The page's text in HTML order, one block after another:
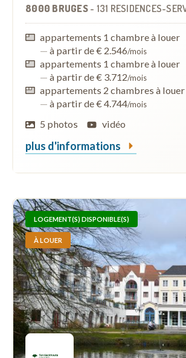
8000 BRUGES - 131 RÉSIDENCES-
appartements 1 chambre à louer
— à partir de € 2.546/mois
appartements 1 chambre à louer
— à partir de € 3.712/mois
appartements 2 chambres à louer
— à partir de € 4.744/mois
5 photos vidéo
plus d'informations
LOGEMENT(S) DISPONIBLE(S)
À LOUER